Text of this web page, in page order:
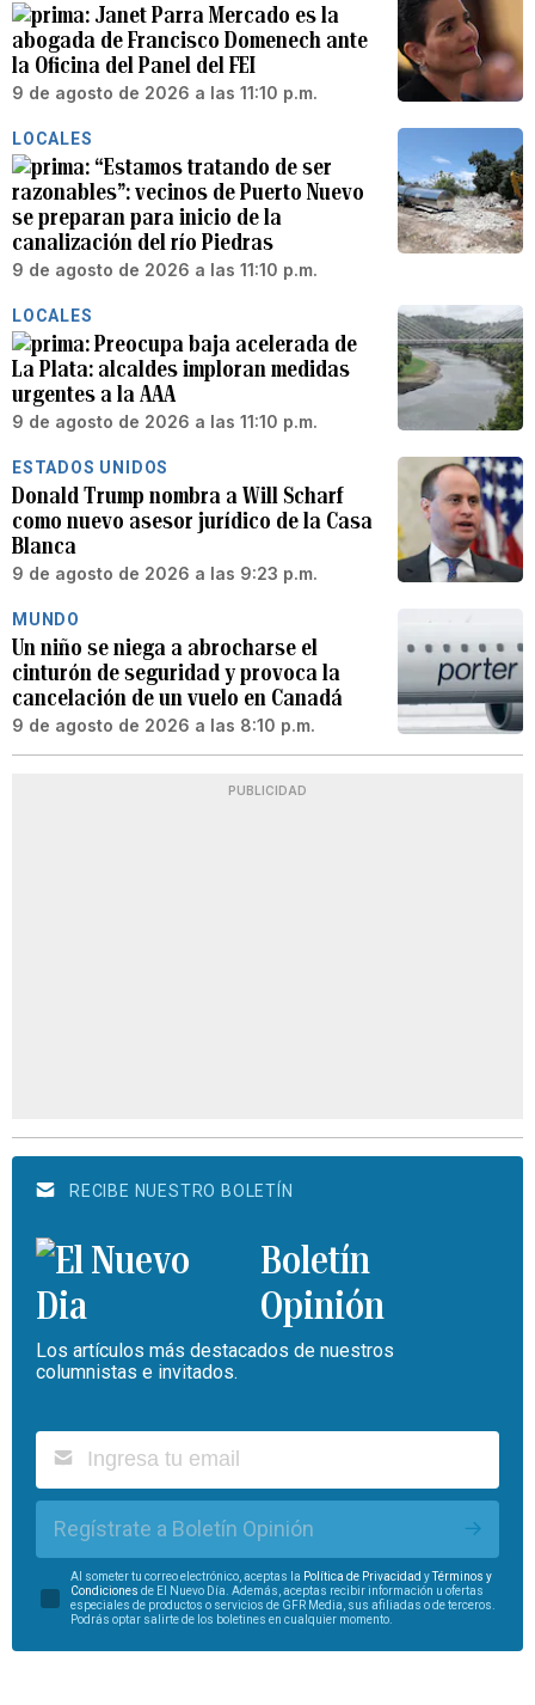
Janet Parra Mercado es la
abogada de Francisco Domenech ante
la Oficina del Panel del FEI
9 de agosto de 2026 a las 11:10 p.m.
LOCALES
“Estamos tratando de ser
razonables”: vecinos de Puerto Nuevo
se preparan para inicio de la
canalización del río Piedras
9 de agosto de 2026 a las 11:10 p.m.
LOCALES
Preocupa baja acelerada de
La Plata: alcaldes imploran medidas
urgentes a la AAA
9 de agosto de 2026 a las 11:10 p.m.
ESTADOS UNIDOS
Donald Trump nombra a Will Scharf
como nuevo asesor jurídico de la Casa
Blanca
9 de agosto de 2026 a las 9:23 p.m.
MUNDO
Un niño se niega a abrocharse el
cinturón de seguridad y provoca la
cancelación de un vuelo en Canadá
9 de agosto de 2026 a las 8:10 p.m.
PUBLICIDAD
RECIBE NUESTRO BOLETÍN
Boletín
Opinión
Los artículos más destacados de nuestros
columnistas e invitados.
Regístrate a Boletín Opinión
Al someter tu correo electrónico, aceptas la Política de Privacidad yTérminos y
Condiciones de El Nuevo Día. Además, aceptas recibir información u ofertas
especiales de productos o servicios de GFR Media, sus afiliadas o de terceros.
Podrás optar salirte de los boletines en cualquier momento.